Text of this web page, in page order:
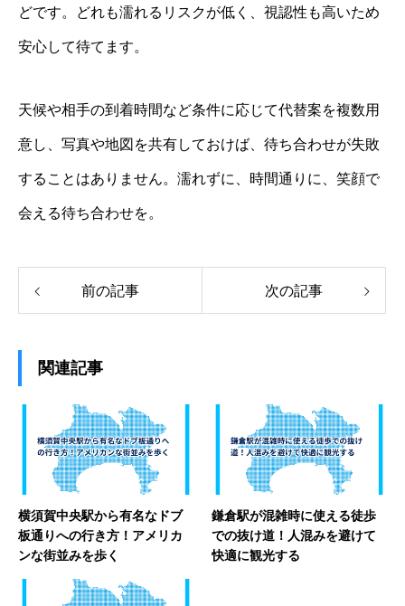
どです。どれも濡れるリスクが低く、視認性も高いため
安心して待てます。
天候や相手の到着時間など条件に応じて代替案を複数用
意し、写真や地図を共有しておけば、待ち合わせが失敗
することはありません。濡れずに、時間通りに、笑顔で
会える待ち合わせを。
前の記事 次の記事
関連記事
横須賀中央駅から有名なドブ
板通りへの行き方！アメリカ
ンな街並みを歩く
鎌倉駅が混雑時に使える徒歩
での抜け道！人混みを避けて
快適に観光する